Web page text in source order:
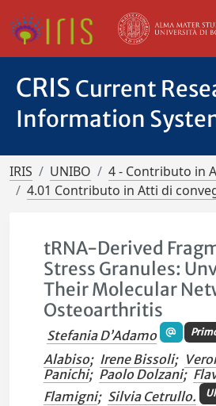
CRIS Current
Information
IRIS UNIBO
4 - Contributo in
4.01 Contributo in Atti di
tRNA-Derived
Stress Granules:
Their Molecular
Osteoarthritis
Stefania D’Adamo
Alabiso; Irene Bissoli;
Panichi; Paolo Dolzani;
Flamigni; Silvia Cetrullo.